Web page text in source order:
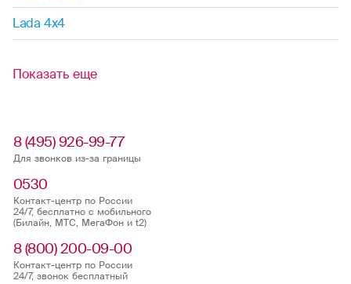
Lada 4x4
Показать еще
8 (495) 926-99-77
Для звонков из-за границы
0530
Контакт-центр по России
24/7, бесплатно с мобильного
(Билайн, МТС, МегаФон и t2)
8 (800) 200-09-00
Контакт-центр по России
24/7, звонок бесплатный